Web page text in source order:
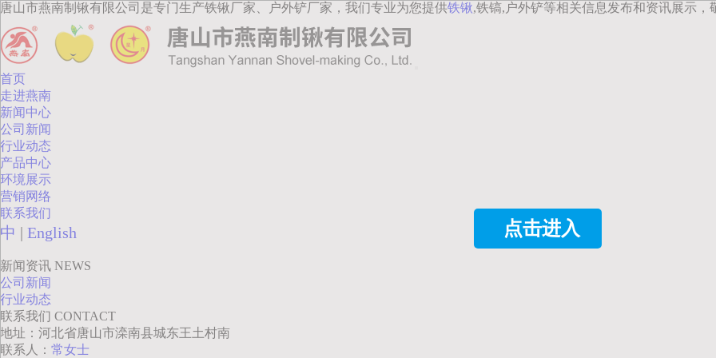
点击进入
唐山市燕南制锹有限公司是专门生产铁锹厂家、户外铲厂家，我们专业为您提供铁锹,铁镐,户外铲等相关信息发布和资讯展示，
首页
走进燕南
新闻中心
公司新闻
行业动态
产品中心
环境展示
营销网络
联系我们
中 | English
新闻资讯 NEWS
公司新闻
行业动态
联系我们 CONTACT
地址：河北省唐山市滦南县城东王土村南
联系人： 常女士